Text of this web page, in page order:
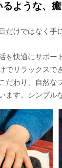
るような、
だけではなく
を快適にサポ
でリラックスで
だわり、自然
ます。シンプ